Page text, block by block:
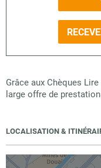
Grâce aux Chèques
large offre de
LOCALISATION &